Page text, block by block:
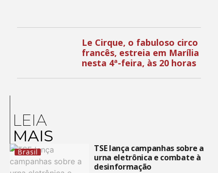
Le Cirque, o fabuloso circo
francês, estreia em Marília
nesta 4ª-feira, às 20 horas
LEIA
MAIS
Brasil
TSE lança campanhas sobre a
urna eletrônica e combate à
desinformação